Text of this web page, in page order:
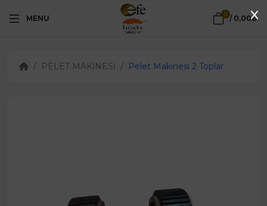
MENU 0 / 0,00₺
PELET MAKİNESİ Pelet Makinesi 2 Toplar